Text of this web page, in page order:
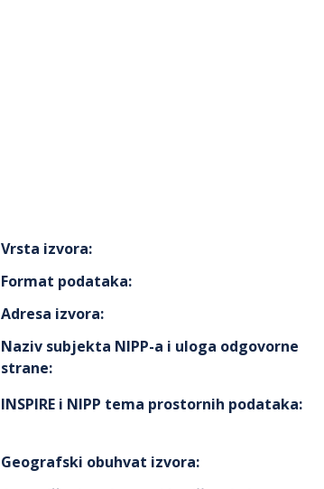
Vrsta izvora:
Format podataka:
Adresa izvora:
Naziv subjekta NIPP-a i uloga odgovorne
strane:
INSPIRE i NIPP tema prostornih podataka:
Geografski obuhvat izvora: